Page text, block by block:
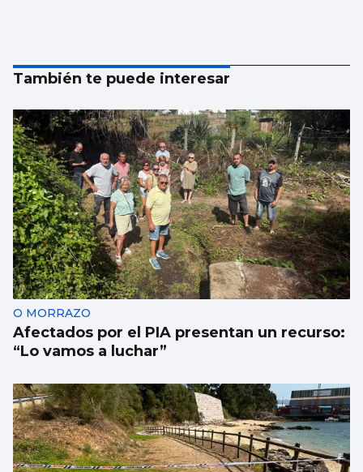
También te puede interesar
O MORRAZO
Afectados por el PIA presentan un recurso:
“Lo vamos a luchar”